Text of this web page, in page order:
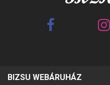
Best Friends barna 2in1
BIZSU WEBÁRUHÁZ